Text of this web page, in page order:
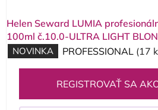
Helen Seward LUMIA
100ml č.10.0-ULTRA LIGHT
NOVINKA PROFESSIONAL (17
REGISTROVAŤ SA